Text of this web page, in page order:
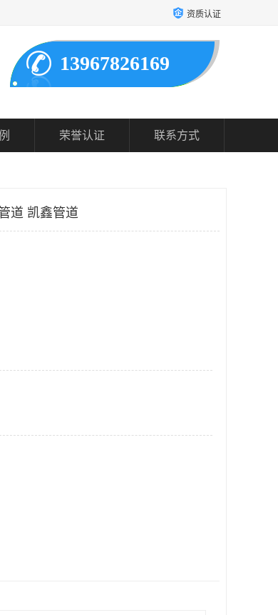
资质认证
13967826169
荣誉认证 联系方式
道 凯鑫管道